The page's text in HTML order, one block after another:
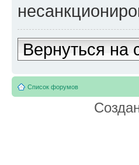
Вернуться на
Список форумов